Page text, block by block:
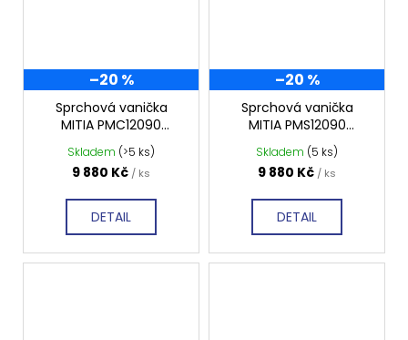
–20 %
Sprchová vanička
MITIA PMC12090
1200x900 mm, černá
profilovaná
Skladem (>5 ks)
9 880 Kč / ks
DETAIL
–20 %
Sprchová vanička
MITIA PMS12090
1200x900 mm, šedá
profilovaná
Skladem (5 ks)
9 880 Kč / ks
DETAIL